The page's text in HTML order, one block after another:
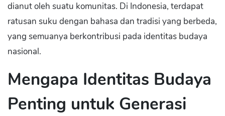
dianut oleh suatu komunitas. Di Indonesia, terdapat
ratusan suku dengan bahasa dan tradisi yang berbeda,
yang semuanya berkontribusi pada identitas budaya
nasional.
Mengapa Identitas Budaya
Penting untuk Generasi